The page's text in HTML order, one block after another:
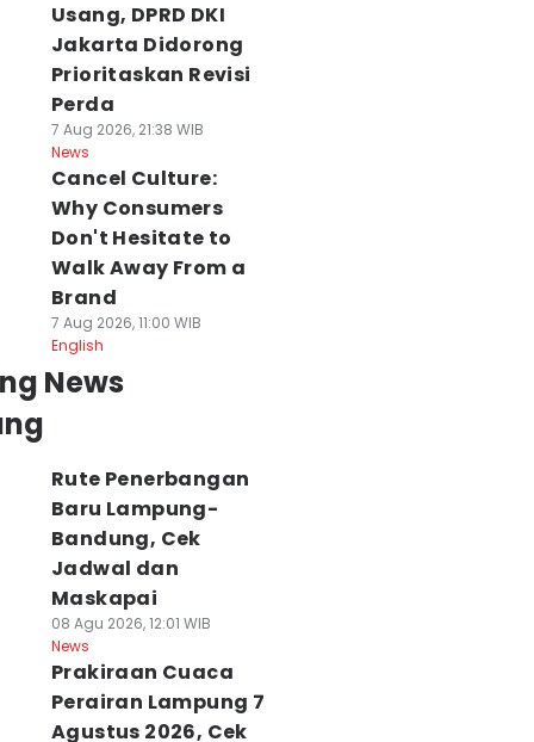
Usang, DPRD DKI
Jakarta Didorong
Prioritaskan Revisi
Perda
7 Aug 2026, 21:38 WIB
News
Cancel Culture:
Why Consumers
Don't Hesitate to
Walk Away From a
Brand
7 Aug 2026, 11:00 WIB
English
News
Rute Penerbangan
Baru Lampung-
Bandung, Cek
Jadwal dan
Maskapai
08 Agu 2026, 12:01 WIB
News
Prakiraan Cuaca
Perairan Lampung 7
Agustus 2026, Cek